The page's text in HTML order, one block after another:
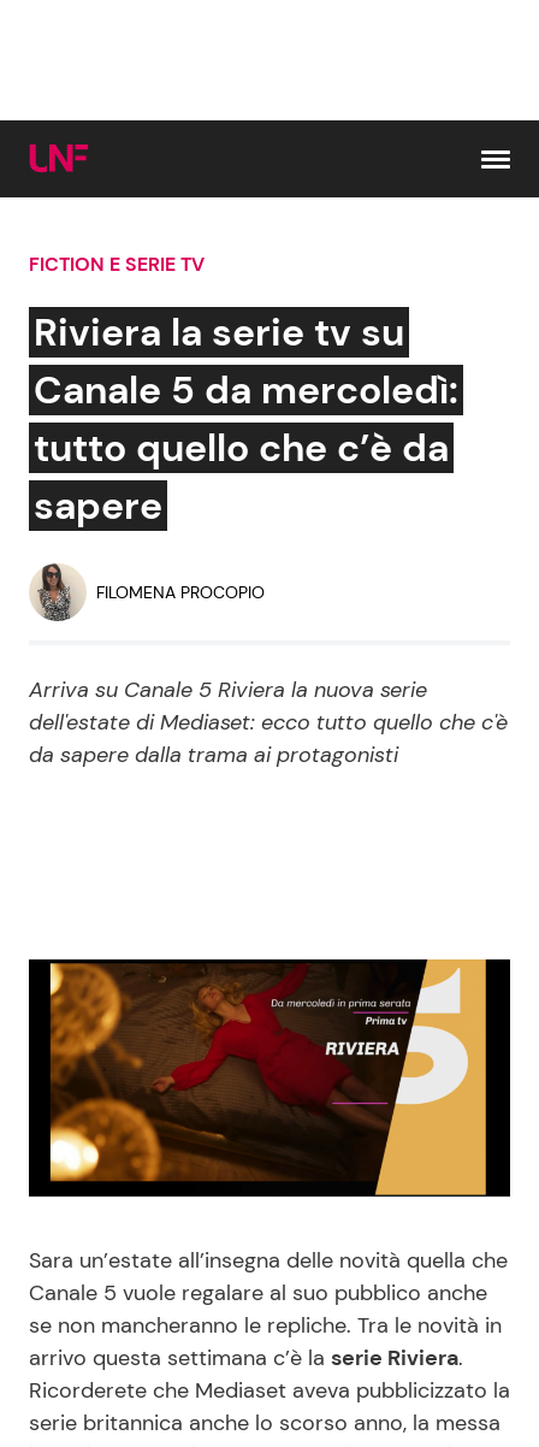
Cerca:
News e Cronaca
Attualità Italiana
Economia
Persone Scomparse
Politica
Gossip e TV
Bellezze VIP
Reality e Talent
Soap Opera
News Musica
News Spettacolo
Benessere
Casa
Moda e Style
Mondo Mamma
News benessere
Cucina e Ricette
Consigli di Cucina
Dolci
Le Ricette in TV
Primi Piatti
FICTION E SERIE TV
Riviera la serie tv su
Canale 5 da mercoledì:
tutto quello che c’è da
sapere
FILOMENA PROCOPIO
Arriva su Canale 5 Riviera la nuova serie
dell'estate di Mediaset: ecco tutto quello che c'è
da sapere dalla trama ai protagonisti
Sara un’estate all’insegna delle novità quella che
Canale 5 vuole regalare al suo pubblico anche
se non mancheranno le repliche. Tra le novità in
arrivo questa settimana c’è la serie Riviera.
Ricorderete che Mediaset aveva pubblicizzato la
serie britannica anche lo scorso anno, la messa